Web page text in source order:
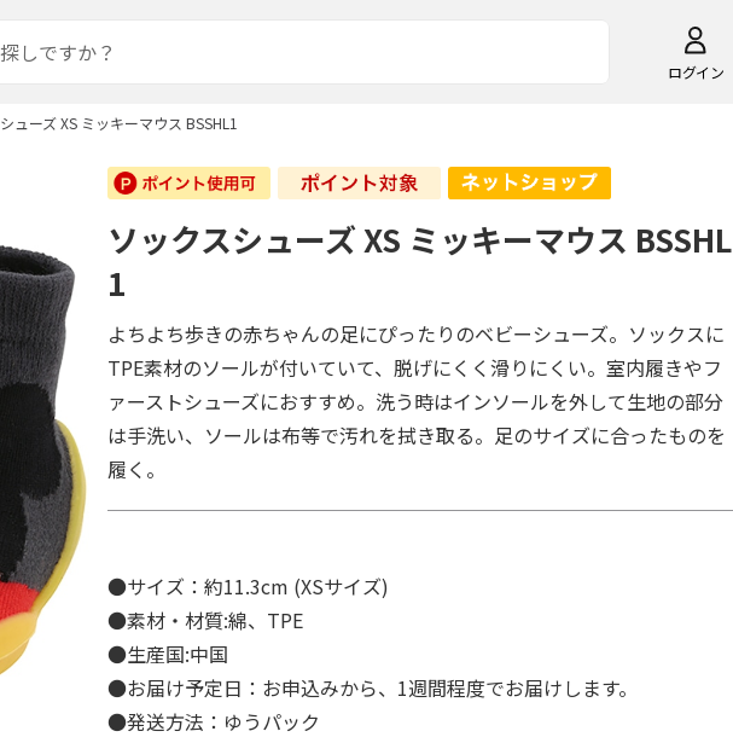
ログイン
ューズ XS ミッキーマウス BSSHL1
ソックスシューズ XS ミッキーマウス BSSHL
1
よちよち歩きの赤ちゃんの足にぴったりのベビーシューズ。ソックスに
TPE素材のソールが付いていて、脱げにくく滑りにくい。室内履きやフ
ァーストシューズにおすすめ。洗う時はインソールを外して生地の部分
は手洗い、ソールは布等で汚れを拭き取る。足のサイズに合ったものを
履く。
●サイズ：約11.3cm (XSサイズ)
●素材・材質:綿、TPE
●生産国:中国
●お届け予定日：お申込みから、1週間程度でお届けします。
●発送方法：ゆうパック